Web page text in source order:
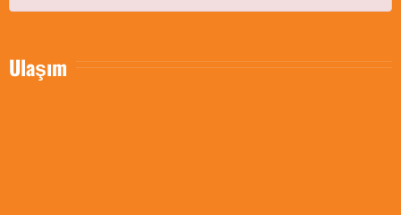
Ulaşım